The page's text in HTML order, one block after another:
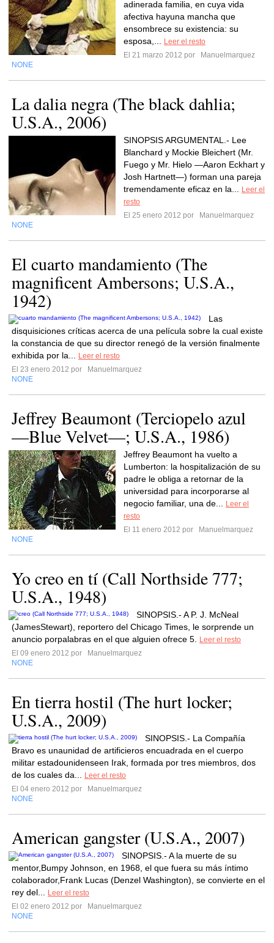
adinerada familia, en cuya vida
afectiva hayuna mancha que
ensombrece su existencia: su
esposa,...
Leer el resto
El 21 marzo 2012 por
Manuelmarquez
NONE
La dalia negra (The black dahlia;
U.S.A., 2006)
SINOPSIS ARGUMENTAL.- Lee
Blanchard y Mockie Bleichert (Mr.
Fuego y Mr. Hielo —Aaron Eckhart y
Josh Hartnett—) forman una pareja
tremendamente eficaz en la...
Leer el
resto
El 25 enero 2012 por
Manuelmarquez
NONE
El cuarto mandamiento (The
magnificent Ambersons; U.S.A.,
1942)
Las
disquisiciones críticas acerca de una película sobre la cual existe
la constancia de que su director renegó de la versión finalmente
exhibida por la...
Leer el resto
El 23 enero 2012 por
Manuelmarquez
NONE
Jeffrey Beaumont (Terciopelo azul
—Blue Velvet—; U.S.A., 1986)
Jeffrey Beaumont ha vuelto a
Lumberton: la hospitalización de su
padre le obliga a retornar de la
universidad para incorporarse al
negocio familiar, una de...
Leer el
resto
El 11 enero 2012 por
Manuelmarquez
NONE
Yo creo en tí (Call Northside 777;
U.S.A., 1948)
SINOPSIS.- A P. J. McNeal
(JamesStewart), reportero del Chicago Times, le sorprende un
anuncio porpalabras en el que alguien ofrece 5.
Leer el resto
El 09 enero 2012 por
Manuelmarquez
NONE
En tierra hostil (The hurt locker;
U.S.A., 2009)
SINOPSIS.- La Compañía
Bravo es unaunidad de artificieros encuadrada en el cuerpo
militar estadounidenseen Irak, formada por tres miembros, dos
de los cuales da...
Leer el resto
El 04 enero 2012 por
Manuelmarquez
NONE
American gangster (U.S.A., 2007)
SINOPSIS.- A la muerte de su
mentor,Bumpy Johnson, en 1968, el que fuera su más íntimo
colaborador,Frank Lucas (Denzel Washington), se convierte en el
rey del...
Leer el resto
El 02 enero 2012 por
Manuelmarquez
NONE